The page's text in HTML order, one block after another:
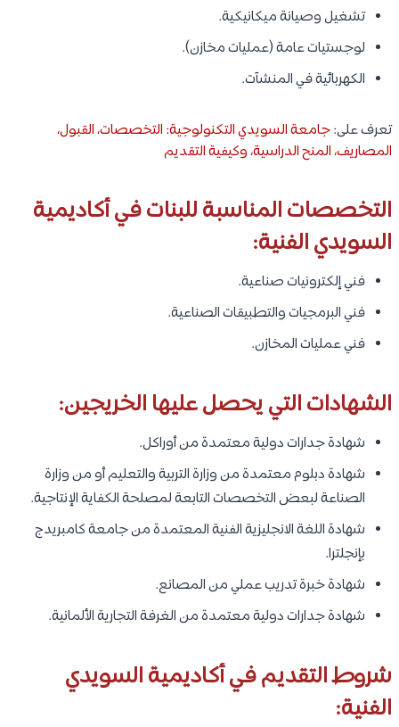
تشغيل وصيانة ميكانيكية.
لوجستيات عامة (عمليات مخازن).
الكهربائية في المنشآت.
تعرف على:جامعة السويدي التكنولوجية: التخصصات، القبول،
المصاريف، المنح الدراسية، وكيفية التقديم
التخصصات المناسبة للبنات في أكاديمية
السويدي الفنية:
فني إلكترونيات صناعية.
فني البرمجيات والتطبيقات الصناعية.
فني عمليات المخازن.
الشهادات التي يحصل عليها الخريجين:
شهادة جدارات دولية معتمدة من أوراكل.
شهادة دبلوم معتمدة من وزارة التربية والتعليم أو من وزارة
الصناعة لبعض التخصصات التابعة لمصلحة الكفاية الإنتاجية.
شهادة اللغة الانجليزية الفنية المعتمدة من جامعة كامبريدج
بإنجلترا.
شهادة خبرة تدريب عملي من المصانع.
شهادة جدارات دولية معتمدة من الغرفة التجارية الألمانية.
شروط التقديم في أكاديمية السويدي
الفنية: